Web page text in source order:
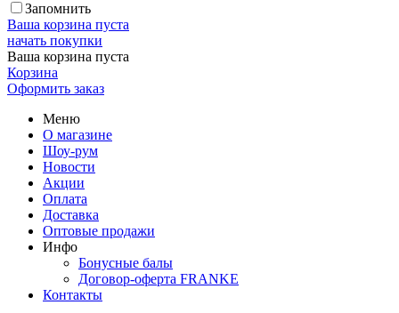
Запомнить
Ваша корзина пуста
начать покупки
Ваша корзина пуста
Корзина
Оформить заказ
Меню
О магазине
Шоу-рум
Новости
Акции
Оплата
Доставка
Оптовые продажи
Инфо
Бонусные балы
Договор-оферта FRANKE
Контакты